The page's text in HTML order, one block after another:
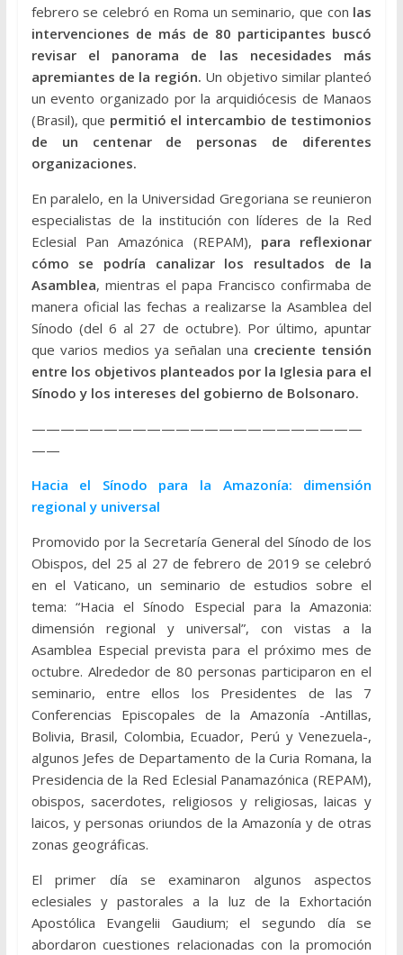
febrero se celebró en Roma un seminario, que con las
intervenciones de más de 80 participantes buscó
revisar el panorama de las necesidades más
apremiantes de la región. Un objetivo similar planteó
un evento organizado por la arquidiócesis de Manaos
(Brasil), que permitió el intercambio de testimonios
de un centenar de personas de diferentes
organizaciones.
En paralelo, en la Universidad Gregoriana se reunieron
especialistas de la institución con líderes de la Red
Eclesial Pan Amazónica (REPAM), para reflexionar
cómo se podría canalizar los resultados de la
Asamblea, mientras el papa Francisco confirmaba de
manera oficial las fechas a realizarse la Asamblea del
Sínodo (del 6 al 27 de octubre). Por último, apuntar
que varios medios ya señalan una creciente tensión
entre los objetivos planteados por la Iglesia para el
Sínodo y los intereses del gobierno de Bolsonaro.
———————————————————————
——
Hacia el Sínodo para la Amazonía: dimensión
regional y universal
Promovido por la Secretaría General del Sínodo de los
Obispos, del 25 al 27 de febrero de 2019 se celebró
en el Vaticano, un seminario de estudios sobre el
tema: “Hacia el Sínodo Especial para la Amazonia:
dimensión regional y universal”, con vistas a la
Asamblea Especial prevista para el próximo mes de
octubre. Alrededor de 80 personas participaron en el
seminario, entre ellos los Presidentes de las 7
Conferencias Episcopales de la Amazonía -Antillas,
Bolivia, Brasil, Colombia, Ecuador, Perú y Venezuela-,
algunos Jefes de Departamento de la Curia Romana, la
Presidencia de la Red Eclesial Panamazónica (REPAM),
obispos, sacerdotes, religiosos y religiosas, laicas y
laicos, y personas oriundos de la Amazonía y de otras
zonas geográficas.
El primer día se examinaron algunos aspectos
eclesiales y pastorales a la luz de la Exhortación
Apostólica Evangelii Gaudium; el segundo día se
abordaron cuestiones relacionadas con la promoción